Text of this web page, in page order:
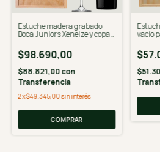
Estuche madera grabado
Boca Juniors Xeneize y copa
$98.690,00
$88.821,00con
Transferencia
2x$49.345,00sin interés
COMPRAR
vacío